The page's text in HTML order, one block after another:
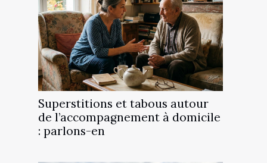
Superstitions et tabous autour
de l’accompagnement à domicile
: parlons-en